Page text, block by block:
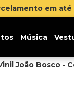
Música
João Bosco -